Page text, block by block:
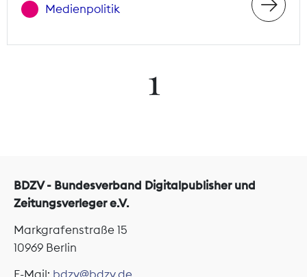
Medienpolitik
1
BDZV - Bundesverband Digitalpublisher und
Zeitungsverleger e.V.
Markgrafenstraße 15
10969 Berlin